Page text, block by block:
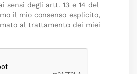
sensi degli artt. 13 e 14 del
il mio consenso esplicito,
al trattamento dei miei